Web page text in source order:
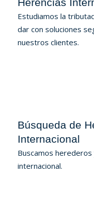
Estudiamos la
dar con soluciones
nuestros clientes.
Búsqueda de
Internacional
Buscamos
internacional.